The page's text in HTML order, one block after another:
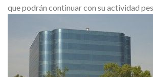
que podrán continuar con su actividad